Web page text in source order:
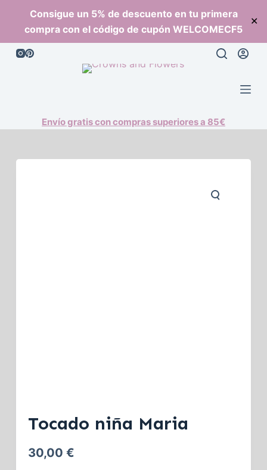
Consigue un 5% de descuento en tu primera
compra con el código de cupón WELCOMECF5
✕
l
Envío gratis con compras superiores a 85€
Tocado niña Maria
30,00 €